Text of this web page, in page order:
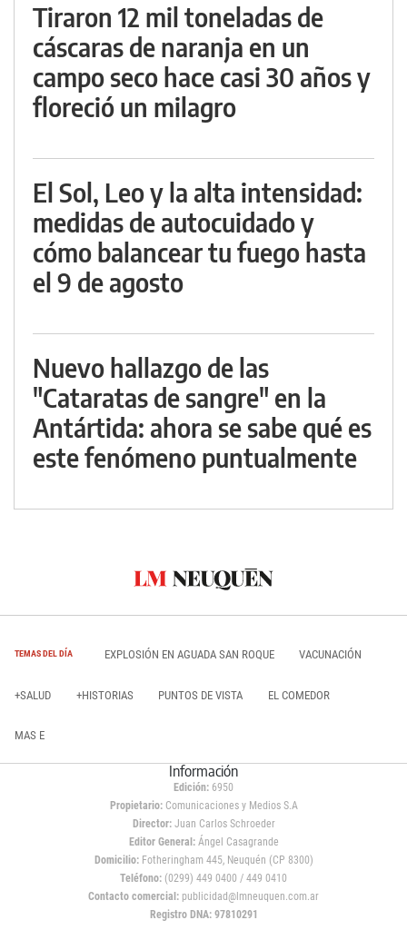
Tiraron 12 mil toneladas de
cáscaras de naranja en un
campo seco hace casi 30 años y
floreció un milagro
El Sol, Leo y la alta intensidad:
medidas de autocuidado y
cómo balancear tu fuego hasta
el 9 de agosto
Nuevo hallazgo de las
"Cataratas de sangre" en la
Antártida: ahora se sabe qué es
este fenómeno puntualmente
TEMAS DEL DÍA EXPLOSIÓN EN AGUADA SAN ROQUE VACUNACIÓN
+SALUD +HISTORIAS PUNTOS DE VISTA EL COMEDOR
MAS E
Información
Edición: 6950
Propietario:Comunicaciones y Medios S.A
Director: Juan Carlos Schroeder
Editor General:Ángel Casagrande
Domicilio:Fotheringham 445, Neuquén (CP 8300)
Teléfono: (0299) 449 0400 / 449 0410
Contacto comercial: publicidad@lmneuquen.com.ar
Registro DNA: 97810291